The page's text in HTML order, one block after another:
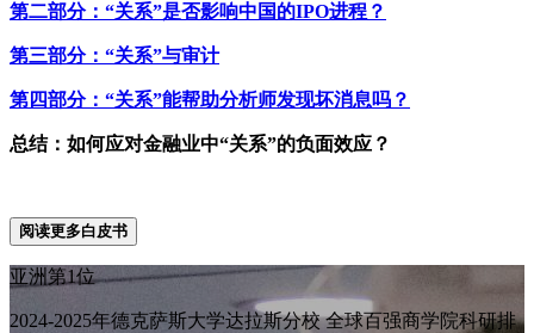
第二部分：“关系”是否影响中国的IPO进程？
第三部分：“关系”与审计
第四部分：“关系”能帮助分析师发现坏消息吗？
总结：如何应对金融业中“关系”的负面效应？
阅读更多白皮书
亚洲第1位
2024-2025年德克萨斯大学达拉斯分校 全球百强商学院科研排